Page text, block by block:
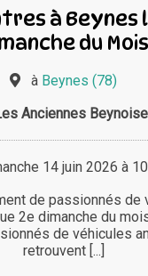
à Beynes
du Mois
à Beynes (78)
Anciennes
14 juin 2026 à
de passionnés de
2e dimanche du
de véhicules
retrouvent [...]